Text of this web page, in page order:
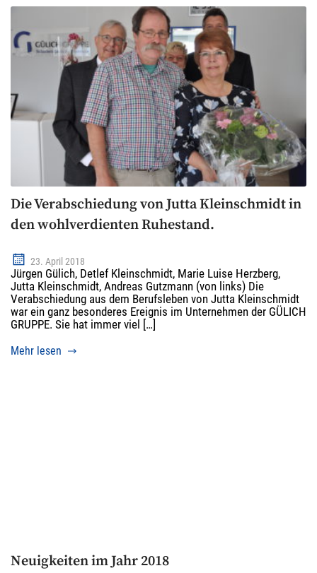
Die Verabschiedung von Jutta Kleinschmidt in
den wohlverdienten Ruhestand.
23. April 2018
Jürgen Gülich, Detlef Kleinschmidt, Marie Luise Herzberg,
Jutta Kleinschmidt, Andreas Gutzmann (von links) Die
Verabschiedung aus dem Berufsleben von Jutta Kleinschmidt
war ein ganz besonderes Ereignis im Unternehmen der GÜLICH
GRUPPE. Sie hat immer viel […]
Mehr lesen
Neuigkeiten im Jahr 2018